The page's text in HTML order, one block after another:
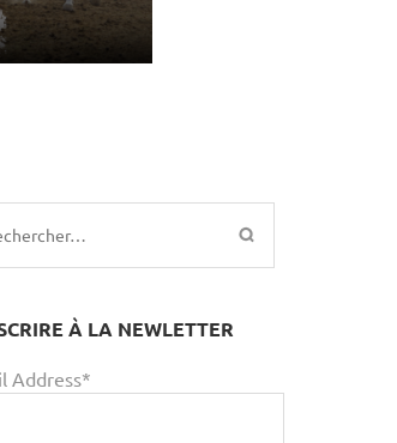
:
À LA NEWLETTER
Address*